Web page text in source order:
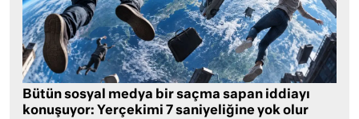
Bütün sosyal medya bir saçma sapan iddiayı
konuşuyor: Yerçekimi 7 saniyeliğine yok olur